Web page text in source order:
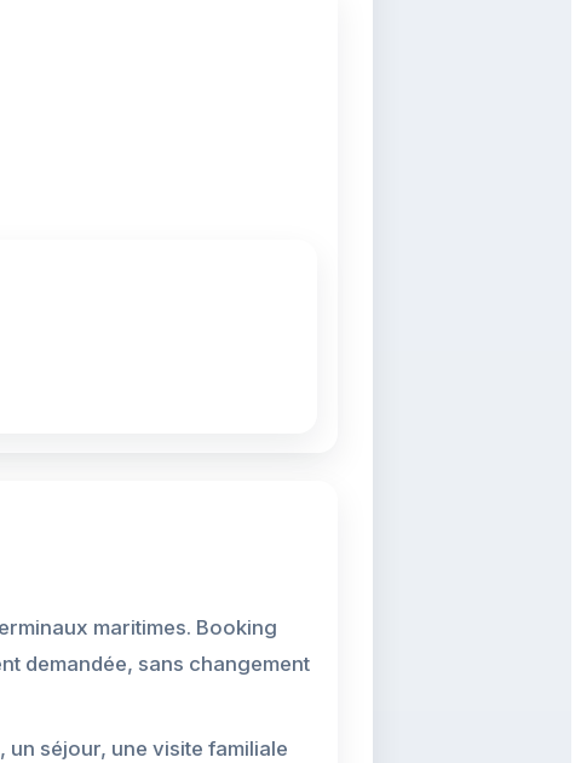
maritimes. Booking
demandée, sans changement
séjour, une visite familiale